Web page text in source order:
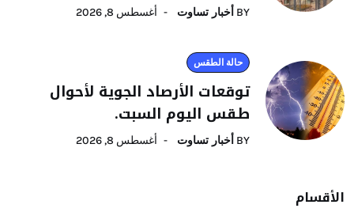
BY أخبار تساوت أغسطس 8, 2026
حالة الطقس
توقعات الأرصاد الجوية لأحوال
طقس اليوم السبت.
BY أخبار تساوت أغسطس 8, 2026
الأقسام